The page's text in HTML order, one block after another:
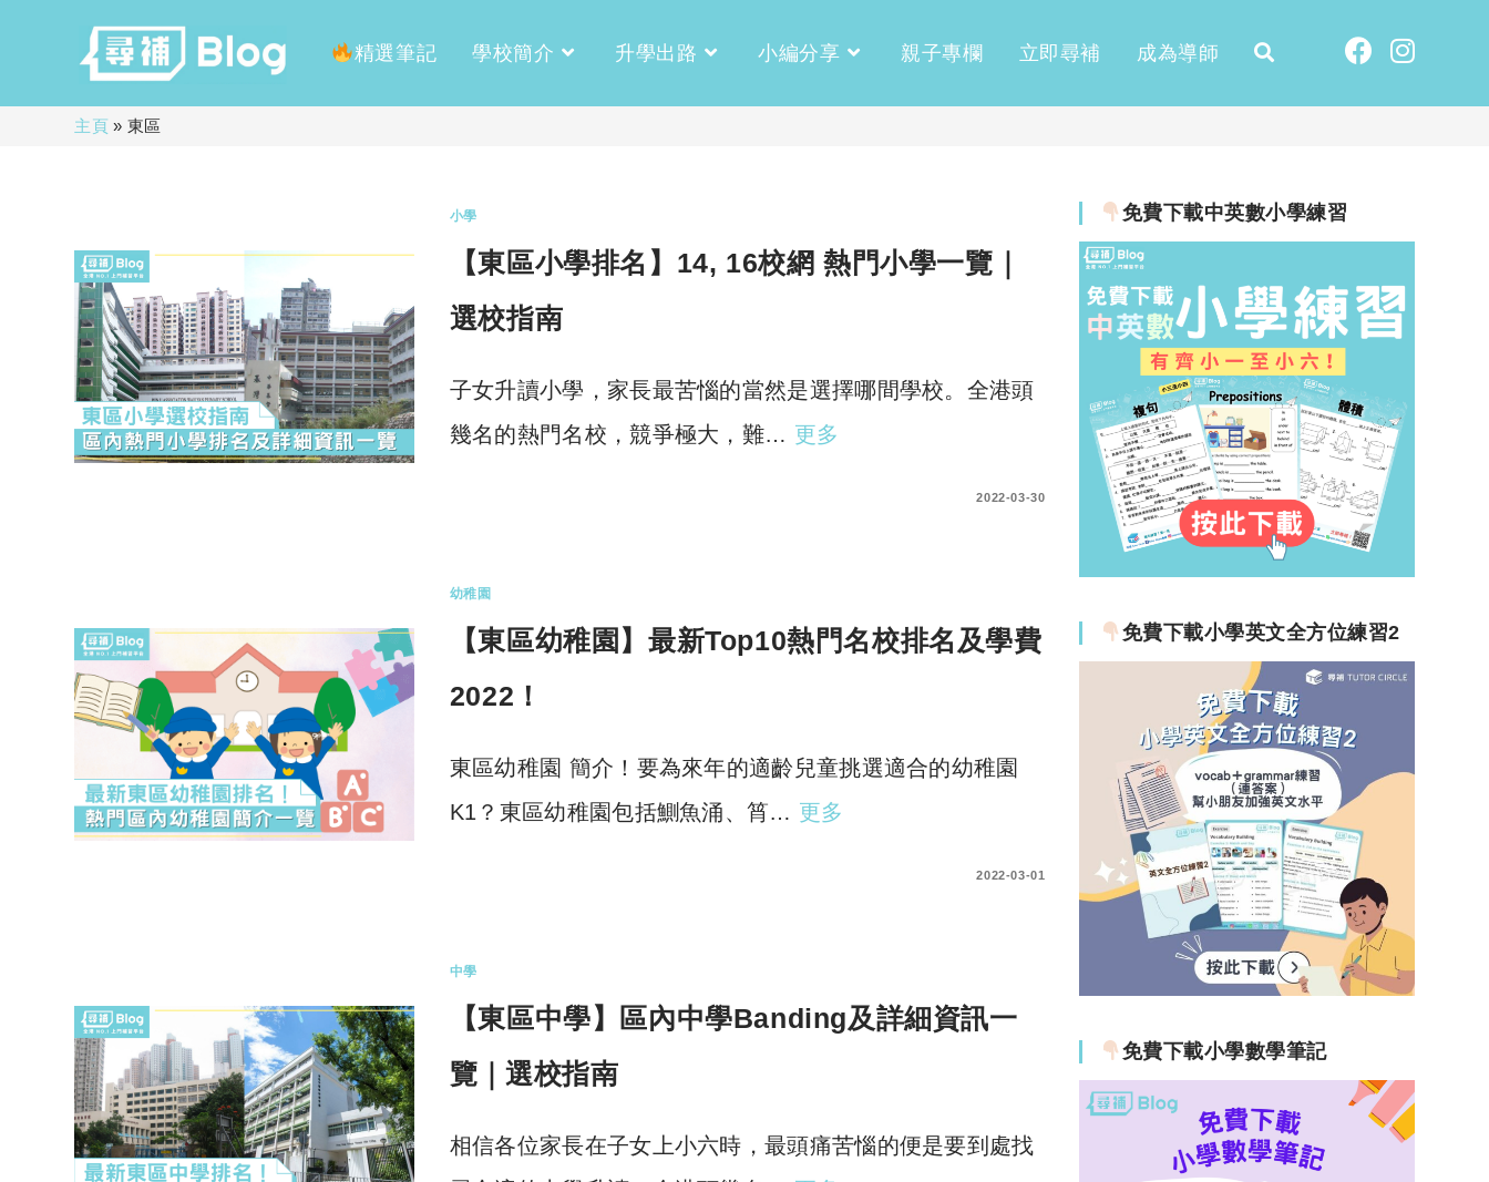
精選筆記 學校簡介 升學出路 小編分享 親子專欄 立即尋補 成為導師
主頁» 東區
小學
【東區小學排名】14, 16校網 熱門小學一覽｜
選校指南
子女升讀小學，家長最苦惱的當然是選擇哪間學校。全港頭
幾名的熱門名校，競爭極大，難… 更多
2022-03-30
幼稚園
【東區幼稚園】最新Top10熱門名校排名及學費
2022！
東區幼稚園 簡介！要為來年的適齡兒童挑選適合的幼稚園
K1？東區幼稚園包括鰂魚涌、筲… 更多
2022-03-01
中學
【東區中學】區內中學Banding及詳細資訊一
覽｜選校指南
相信各位家長在子女上小六時，最頭痛苦惱的便是要到處找
免費下載中英數小學練習
免費下載小學英文全方位練習2
免費下載小學數學筆記